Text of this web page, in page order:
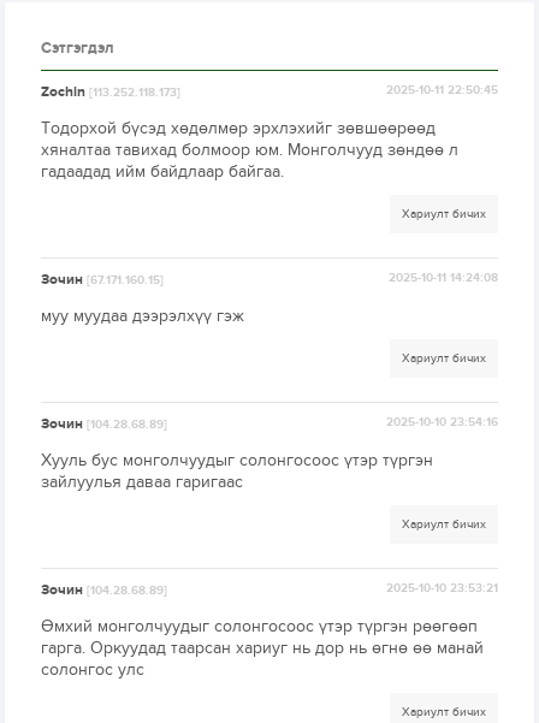
Сэтгэгдэл
Zochin[113.252.118.173] 2025-10-11 22:50:45
Тодорхой бүсэд хөдөлмөр эрхлэхийг зөвшөөрөөд
хяналтаа тавихад болмоор юм. Монголчууд зөндөө л
гадаадад ийм байдлаар байгаа.
Хариулт бичих
Зочин[67.171.160.15] 2025-10-11 14:24:08
муу муудаа дээрэлхүү гэж
Хариулт бичих
Зочин[104.28.68.89] 2025-10-10 23:54:16
Хууль бус монголчуудыг солонгосоос үтэр түргэн
зайлуулья даваа гаригаас
Хариулт бичих
Зочин[104.28.68.89] 2025-10-10 23:53:21
Өмхий монголчуудыг солонгосоос үтэр түргэн рөөгөөп
гарга. Оркуудад таарсан хариуг нь дор нь өгнө өө манай
солонгос улс
Хариулт бичих